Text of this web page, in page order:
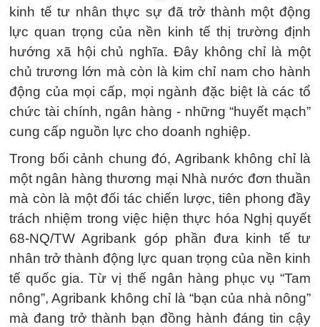
kinh tế tư nhân thực sự đã trở thành một động
lực quan trọng của nền kinh tế thị trường định
hướng xã hội chủ nghĩa. Đây không chỉ là một
chủ trương lớn mà còn là kim chỉ nam cho hành
động của mọi cấp, mọi ngành đặc biệt là các tổ
chức tài chính, ngân hàng - những “huyết mạch”
cung cấp nguồn lực cho doanh nghiệp.
Trong bối cảnh chung đó, Agribank không chỉ là
một ngân hàng thương mại Nhà nước đơn thuần
mà còn là một đối tác chiến lược, tiên phong đầy
trách nhiệm trong việc hiện thực hóa Nghị quyết
68-NQ/TW Agribank góp phần đưa kinh tế tư
nhân trở thành động lực quan trọng của nền kinh
tế quốc gia. Từ vị thế ngân hàng phục vụ “Tam
nông”, Agribank không chỉ là “bạn của nhà nông”
mà đang trở thành bạn đồng hành đáng tin cậy